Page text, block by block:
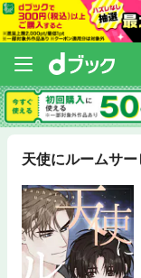
天使にルームサ